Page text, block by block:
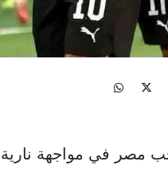
مصر في مواجهة نارية